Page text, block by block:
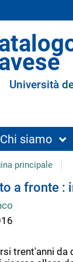
Università
Chi siamo
principale
a fronte :
trent'anni da